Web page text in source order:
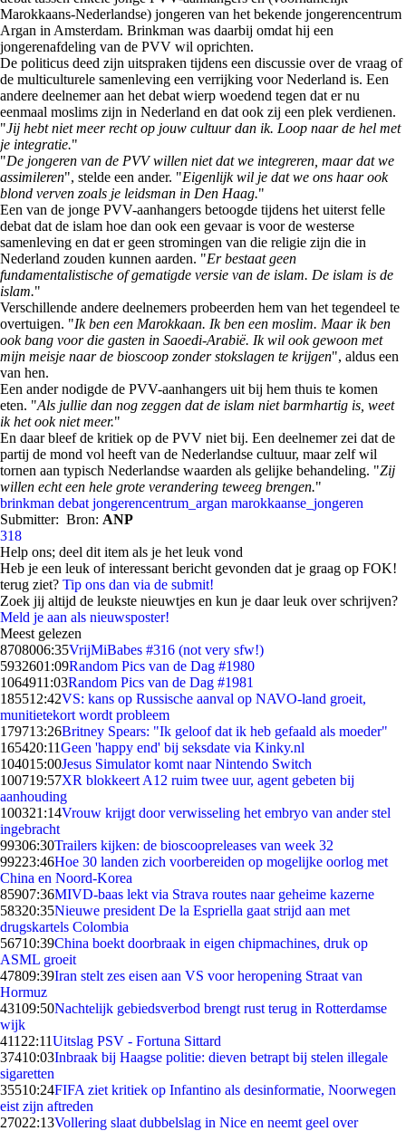
Marokkaans-Nederlandse) jongeren van het bekende jongerencentrum
Argan in Amsterdam. Brinkman was daarbij omdat hij een
jongerenafdeling van de PVV wil oprichten.
De politicus deed zijn uitspraken tijdens een discussie over de vraag of
de multiculturele samenleving een verrijking voor Nederland is. Een
andere deelnemer aan het debat wierp woedend tegen dat er nu
eenmaal moslims zijn in Nederland en dat ook zij een plek verdienen.
"Jij hebt niet meer recht op jouw cultuur dan ik. Loop naar de hel met
je integratie."
"De jongeren van de PVV willen niet dat we integreren, maar dat we
assimileren", stelde een ander. "Eigenlijk wil je dat we ons haar ook
blond verven zoals je leidsman in Den Haag."
Een van de jonge PVV-aanhangers betoogde tijdens het uiterst felle
debat dat de islam hoe dan ook een gevaar is voor de westerse
samenleving en dat er geen stromingen van die religie zijn die in
Nederland zouden kunnen aarden. "Er bestaat geen
fundamentalistische of gematigde versie van de islam. De islam is de
islam."
Verschillende andere deelnemers probeerden hem van het tegendeel te
overtuigen. "Ik ben een Marokkaan. Ik ben een moslim. Maar ik ben
ook bang voor die gasten in Saoedi-Arabië. Ik wil ook gewoon met
mijn meisje naar de bioscoop zonder stokslagen te krijgen", aldus een
van hen.
Een ander nodigde de PVV-aanhangers uit bij hem thuis te komen
eten. "Als jullie dan nog zeggen dat de islam niet barmhartig is, weet
ik het ook niet meer."
En daar bleef de kritiek op de PVV niet bij. Een deelnemer zei dat de
partij de mond vol heeft van de Nederlandse cultuur, maar zelf wil
tornen aan typisch Nederlandse waarden als gelijke behandeling. "Zij
willen echt een hele grote verandering teweeg brengen."
brinkman debat jongerencentrum_argan marokkaanse_jongeren
Submitter: Bron: ANP
318
Help ons; deel dit item als je het leuk vond
Heb je een leuk of interessant bericht gevonden dat je graag op FOK!
terug ziet? Tip ons dan via de submit!
Zoek jij altijd de leukste nieuwtjes en kun je daar leuk over schrijven?
Meld je aan als nieuwsposter!
Meest gelezen
8708006:35VrijMiBabes #316 (not very sfw!)
5932601:09Random Pics van de Dag #1980
1064911:03Random Pics van de Dag #1981
185512:42VS: kans op Russische aanval op NAVO-land groeit,
munitietekort wordt probleem
179713:26Britney Spears: "Ik geloof dat ik heb gefaald als moeder"
165420:11Geen 'happy end' bij seksdate via Kinky.nl
104015:00Jesus Simulator komt naar Nintendo Switch
100719:57XR blokkeert A12 ruim twee uur, agent gebeten bij
aanhouding
100321:14Vrouw krijgt door verwisseling het embryo van ander stel
ingebracht
99306:30Trailers kijken: de bioscoopreleases van week 32
99223:46Hoe 30 landen zich voorbereiden op mogelijke oorlog met
China en Noord-Korea
85907:36MIVD-baas lekt via Strava routes naar geheime kazerne
58320:35Nieuwe president De la Espriella gaat strijd aan met
drugskartels Colombia
56710:39China boekt doorbraak in eigen chipmachines, druk op
ASML groeit
47809:39Iran stelt zes eisen aan VS voor heropening Straat van
Hormuz
43109:50Nachtelijk gebiedsverbod brengt rust terug in Rotterdamse
wijk
411 22:11Uitslag PSV - Fortuna Sittard
37410:03Inbraak bij Haagse politie: dieven betrapt bij stelen illegale
sigaretten
35510:24FIFA ziet kritiek op Infantino als desinformatie, Noorwegen
eist zijn aftreden
27022:13Vollering slaat dubbelslag in Nice en neemt geel over